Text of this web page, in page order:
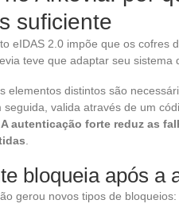
suficiente
eIDAS 2.0 impõe que os cofres
teve que adaptar seu sistema
elementos distintos são
valida através de um
A autenticação forte reduz as
.
bloqueia após a
gerou novos tipos de bloqueios: